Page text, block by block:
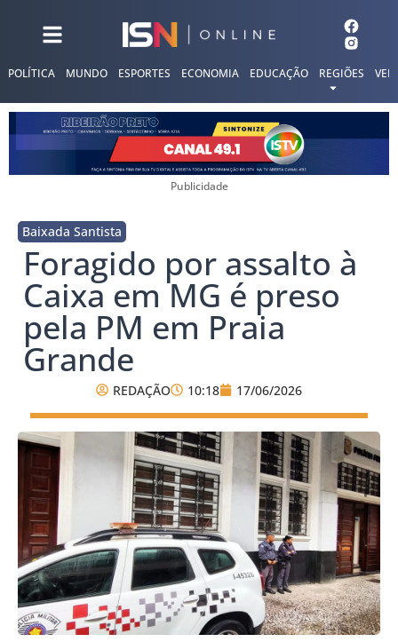
POLÍTICA MUNDO ESPORTES ECONOMIA EDUCAÇÃO REGIÕES
Publicidade
Baixada Santista
Foragido por assalto à
Caixa em MG é preso
pela PM em Praia
Grande
REDAÇÃO 10:18 17/06/2026